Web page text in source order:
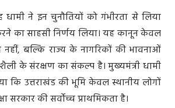
धामी ने इन चुनौतियों को गंभीरता से लिया
का साहसी निर्णय लिया। यह कानून केवल
नहीं, बल्कि राज्य के नागरिकों की भावनाओं
के संरक्षण का संकल्प है। मुख्यमंत्री धामी
कि उत्तराखंड की भूमि केवल स्थानीय लोगों
सरकार की सर्वोच्च प्राथमिकता है।